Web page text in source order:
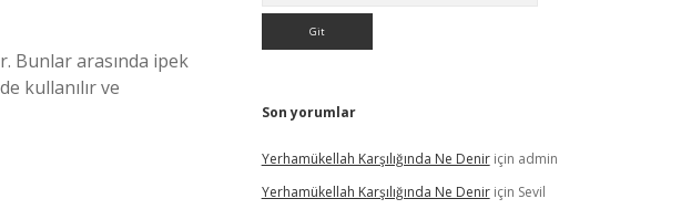
Bunlar arasında ipek
kullanılır ve
Son yorumlar
Yerhamükellah Karşılığında Ne Deniriçin admin
Yerhamükellah Karşılığında Ne Deniriçin Sevil